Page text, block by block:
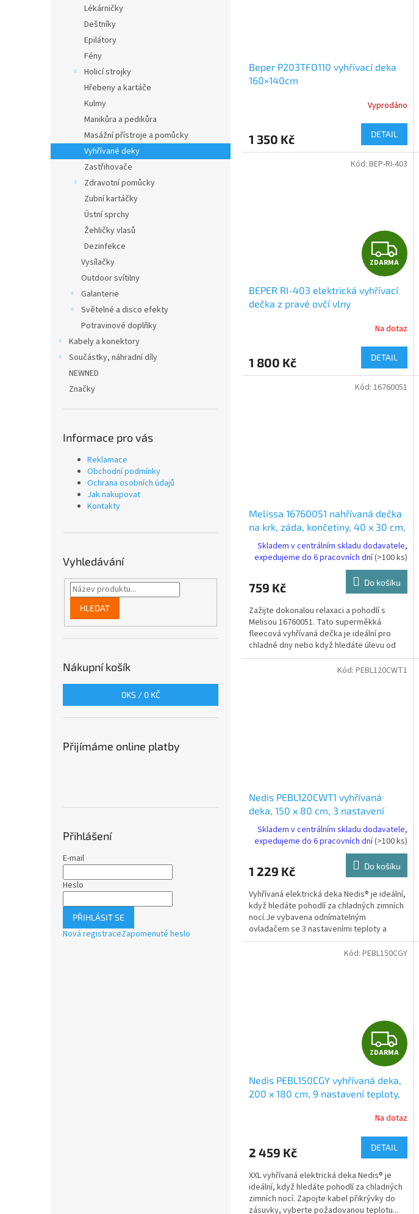
Lékárničky
Deštníky
Epilátory
Fény
Holicí strojky
Hřebeny a kartáče
Kulmy
Manikůra a pedikůra
Masážní přístroje a pomůcky
Vyhřívané deky
Zastřihovače
Zdravotní pomůcky
Zubní kartáčky
Ústní sprchy
Žehličky vlasů
Dezinfekce
Vysílačky
Outdoor svítilny
Galanterie
Světelné a disco efekty
Potravinové doplňky
Kabely a konektory
Součástky, náhradní díly
NEWNED
Značky
Informace pro vás
Reklamace
Obchodní podmínky
Ochrana osobních údajů
Jak nakupovat
Kontakty
Vyhledávání
HLEDAT
Nákupní košík
0KS / 0 KČ
Přijímáme online platby
Přihlášení
E-mail
Heslo
PŘIHLÁSIT SE
Nová registraceZapomenuté heslo
Beper P203TFO110 vyhřívací deka
160×140cm
Vyprodáno
1 350 Kč DETAIL
Z
D
A
R
M
A
ZDARMA
BEPER RI-403 elektrická vyhřívací
dečka z pravé ovčí vlny
Na dotaz
1 800 Kč DETAIL
Kód: BEP-RI-403
Melissa 16760051 nahřívaná dečka
na krk, záda, končetiny, 40 x 30 cm,
3 nastavení teploty, ochrana proti
přehřátí
Skladem v centrálním skladu dodavatele,
expedujeme do 6 pracovních dní(>100 ks)
759 Kč Do košíku
Zažijte dokonalou relaxaci a pohodlí s
Melisou 16760051. Tato superměkká
fleecová vyhřívaná dečka je ideální pro
chladné dny nebo když hledáte úlevu od
bolesti svalů a kloubů....
Kód: 16760051
Nedis PEBL120CWT1 vyhřívaná
deka, 150 x 80 cm, 3 nastavení
teploty, LED indikace, ochrana proti
přehřátí, materiál syntetická vlna a
Skladem v centrálním skladu dodavatele,
expedujeme do 6 pracovních dní(>100 ks)
1 229 Kč Do košíku
Vyhřívaná elektrická deka Nedis® je ideální,
když hledáte pohodlí za chladných zimních
nocí.Je vybavena odnímatelným
ovladačem se 3 nastaveními teploty a
kontrolkou LED.Tato...
Kód: PEBL120CWT1
Z
D
A
R
M
A
ZDARMA
Nedis PEBL150CGY vyhřívaná deka,
200 x 180 cm, 9 nastavení teploty,
Na dotaz
2 459 Kč DETAIL
XXL vyhřívaná elektrická deka Nedis® je
ideální, když hledáte pohodlí za chladných
zimních nocí. Zapojte kabel přikrývky do
zásuvky, vyberte požadovanou teplotu...
Kód: PEBL150CGY